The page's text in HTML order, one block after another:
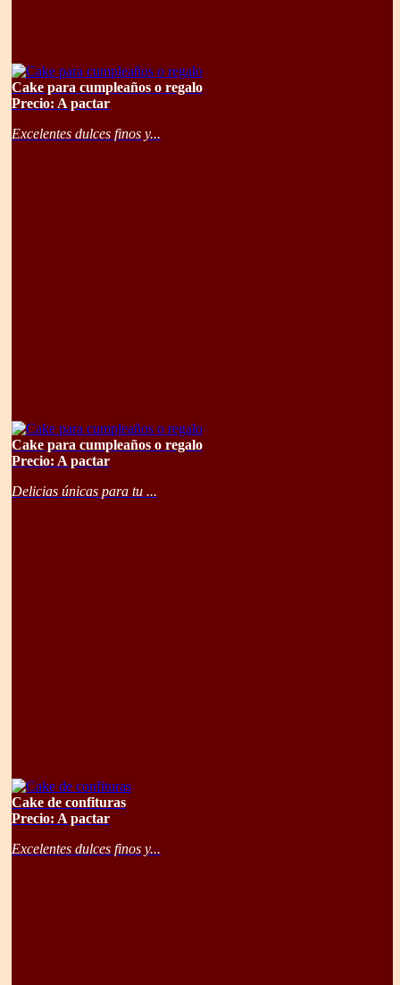
Cake para cumpleaños o regalo
Precio: A pactar
Excelentes dulces finos y...
Cake para cumpleaños o regalo
Precio: A pactar
Delicias únicas para tu ...
Cake de confituras
Precio: A pactar
Excelentes dulces finos y...